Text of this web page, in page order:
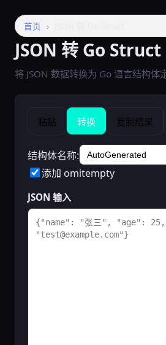
首页 ›
JSON 转 Go Struct
将 JSON 数据转换为 Go 语言结构体
粘贴 转换 复制结果
结构体名称:
添加 omitempty
JSON 输入